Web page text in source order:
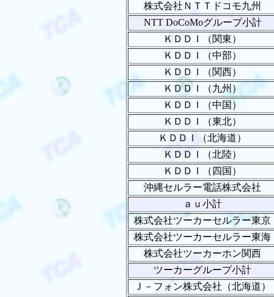
株式会社ＮＴＴドコモ九州
NTT DoCoMoグループ小計
ＫＤＤＩ（関東）
ＫＤＤＩ（中部）
ＫＤＤＩ（関西）
ＫＤＤＩ（九州）
ＫＤＤＩ（中国）
ＫＤＤＩ（東北）
ＫＤＤＩ（北海道）
ＫＤＤＩ（北陸）
ＫＤＤＩ（四国）
沖縄セルラー電話株式会社
ａｕ小計
株式会社ツーカーセルラー東京
株式会社ツーカーセルラー東海
株式会社ツーカーホン関西
ツーカーグループ小計
Ｊ－フォン株式会社（北海道）